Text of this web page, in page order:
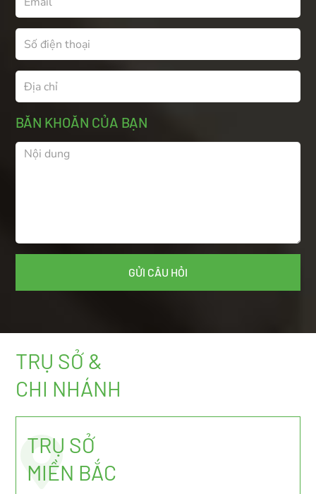
BĂN KHOĂN CỦA BẠN
TRỤ SỞ &
CHI NHÁNH
TRỤ SỞ
MIỀN BẮC